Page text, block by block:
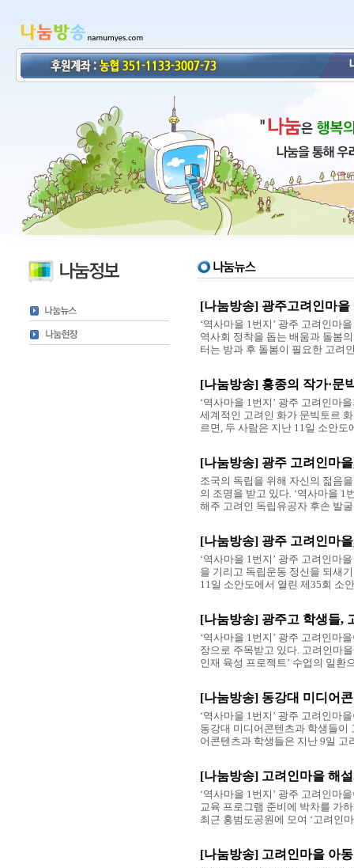
[나눔방송] 광주고려인마
‘역사마을 1번지’ 광주 고려인마
역사회 정착을 돕는 배움과 돌봄
터는 방과 후 돌봄이 필요한 고려
[나눔방송] 홍종의 작가·문
‘역사마을 1번지’ 광주 고려인마
세계적인 고려인 화가 문빅토르
르면, 두 사람은 지난 11일 소안도
[나눔방송] 광주 고려인마
조국의 독립을 위해 자신의 젊음
의 조명을 받고 있다. ‘역사마을
해주 고려인 독립유공자 후손 발
[나눔방송] 광주 고려인마
‘역사마을 1번지’ 광주 고려인마
을 기리고 독립운동 정신을 되새
11일 소안도에서 열린 제35회 소
[나눔방송] 광주고 학생들,
‘역사마을 1번지’ 광주 고려인마
장으로 주목받고 있다. 고려인마
인재 육성 프로젝트’ 수업의 일환
[나눔방송] 동강대 미디어
‘역사마을 1번지’ 광주 고려인마
동강대 미디어콘텐츠과 학생들이
어콘텐츠과 학생들은 지난 9일
[나눔방송] 고려인마을 해
‘역사마을 1번지’ 광주 고려인마
교육 프로그램 준비에 박차를 가
최근 홍범도공원에 모여 ‘고려인
[나눔방송] 고려인마을 아